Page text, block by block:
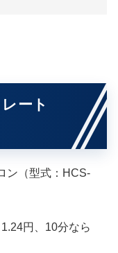
ート
ン（型式：HCS-
円、10分なら